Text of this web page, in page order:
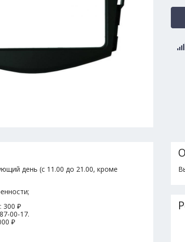
день (с 11.00 до 21.00, кроме
300 ₽
00-17.
₽